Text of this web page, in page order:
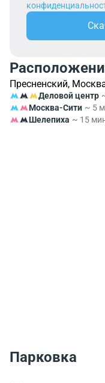
Пресненский,
Деловой центр
Москва-Сити ~ 5
Шелепиха ~ 15
Парковка